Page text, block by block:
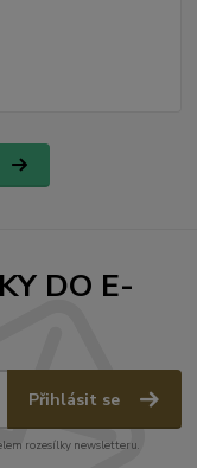
DO E-
Přihlásit se
rozesílky newsletteru.